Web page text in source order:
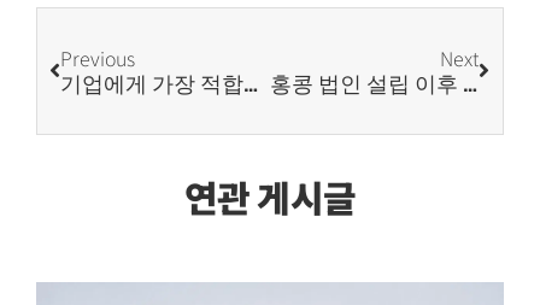
Previous
기업에게 가장 적합한 홍콩 회사 간사 서비스를 선정하는 방법
Next
홍콩 법인 설립 이후 첫 감사
연관 게시글